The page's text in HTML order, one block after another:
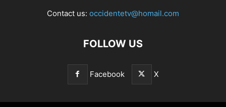
Contact us: occidentetv@homail.com
FOLLOW US
Facebook X